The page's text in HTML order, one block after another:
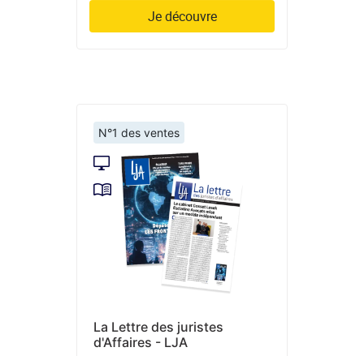
Je découvre
N°1 des ventes
La Lettre des juristes
d'Affaires - LJA